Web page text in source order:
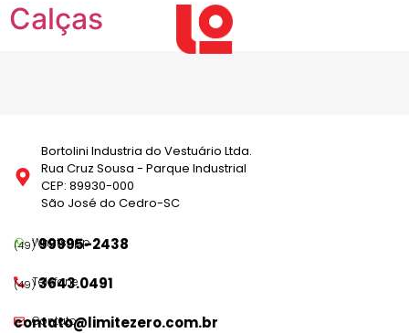
Calças
Bortolini Industria do Vestuário Ltda.
Rua Cruz Sousa - Parque Industrial
CEP: 89930-000
São José do Cedro-SC
WhatsApp
(49)99995-2438
Telefone
(49)3643.0491
Contato
contato@limitezero.com.br